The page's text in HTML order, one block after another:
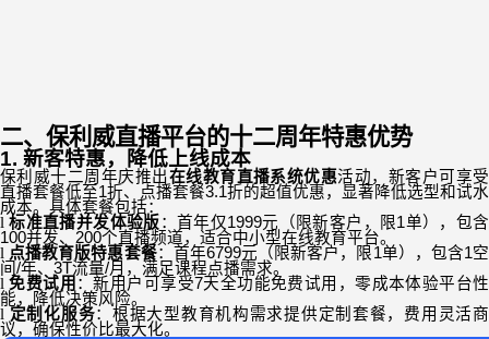
二、保利威直播平台的十二周年特惠优势
1. 新客特惠，降低上线成本
保利威十二周年庆推出在线教育直播系统优惠活动，新客户可享受
直播套餐低至1折、点播套餐3.1折的超值优惠，显著降低选型和试水
成本。具体套餐包括：
l标准直播并发体验版：首年仅1999元（限新客户，限1单），包含
100并发、 200个直播频道，适合中小型在线教育平台。
l 点播教育版特惠套餐：首年6799元（限新客户，限1单），包含1空
间 /年、 3T流量/月，满足课程点播需求。
l免费试用 ：新用户可享受7天全功能免费试用，零成本体验平台性
能，降低决策风险。
l 定制化服务：根据大型教育机构需求提供定制套餐，费用灵活商
议，确保性价比最大化。